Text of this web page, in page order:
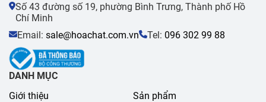
Số 43 đường số 19, phường Bình Trưng, Thành phố Hồ
Chí Minh
Email: sale@hoachat.com.vn Tel: 096 302 99 88
DANH MỤC
Giới thiệu
Sản phẩm